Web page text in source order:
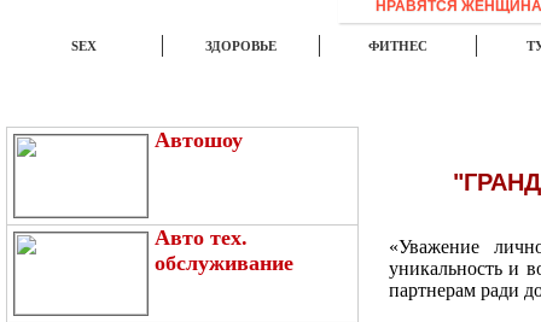
НРАВЯТСЯ
SEX ЗДОРОВЬЕ ФИТНЕС
Автошоу
Авто тех.
обслуживание
«Уважение
уникальность и
партнерам ради